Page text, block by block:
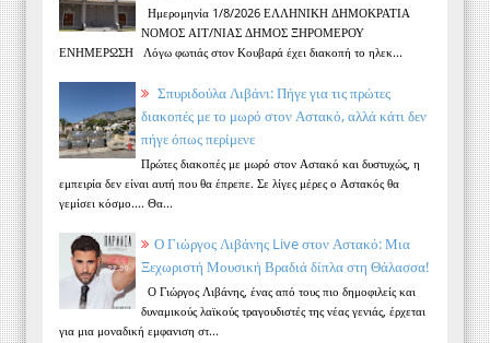
Ημερομηνία 1/8/2026 ΕΛΛΗΝΙΚΗ ΔΗΜΟΚΡΑΤΙΑ
ΝΟΜΟΣ ΑΙΤ/ΝΙΑΣ ΔΗΜΟΣ ΞΗΡΟΜΕΡΟΥ
ΕΝΗΜΕΡΩΣΗ Λόγω φωτιάς στον Κουβαρά έχει διακοπή το ηλεκ...
Σπυριδούλα Λιβάνι: Πήγε για τις πρώτες
διακοπές με το μωρό στον Αστακό, αλλά κάτι δεν
πήγε όπως περίμενε
Πρώτες διακοπές με μωρό στον Αστακό και δυστυχώς, η
εμπειρία δεν είναι αυτή που θα έπρεπε. Σε λίγες μέρες ο Αστακός θα
γεμίσει κόσμο.... Θα...
Ο Γιώργος Λιβάνης Live στον Αστακό: Μια
Ξεχωριστή Μουσική Βραδιά δίπλα στη Θάλασσα!
Ο Γιώργος Λιβάνης, ένας από τους πιο δημοφιλείς και
δυναμικούς λαϊκούς τραγουδιστές της νέας γενιάς, έρχεται
για μια μοναδική εμφανιση στ...